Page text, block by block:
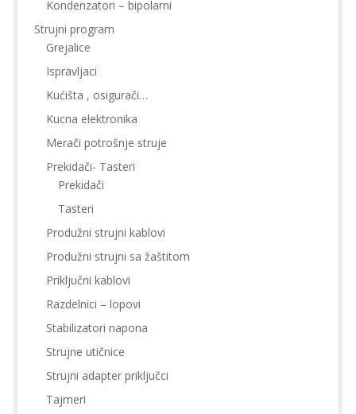
Kondenzatori – bipolarni
Strujni program
Grejalice
Ispravljaci
Kućišta , osigurači…
Kucna elektronika
Merači potrošnje struje
Prekidači- Tasteri
Prekidači
Tasteri
Produžni strujni kablovi
Produžni strujni sa žaštitom
Priključni kablovi
Razdelnici – lopovi
Stabilizatori napona
Strujne utičnice
Strujni adapter priključci
Tajmeri